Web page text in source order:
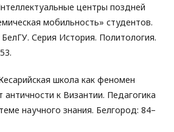
центры поздней
мобильность» студентов.
Серия История. Политология.
школа как феномен
к Византии. Педагогика
научного знания. Белгород: 84–